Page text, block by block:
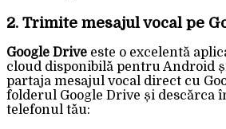
2. Trimite mesajul vocal pe
Google Drive este o excelentă
cloud disponibilă pentru Android
partaja mesajul vocal direct cu
folderul Google Drive și descărca
telefonul tău: